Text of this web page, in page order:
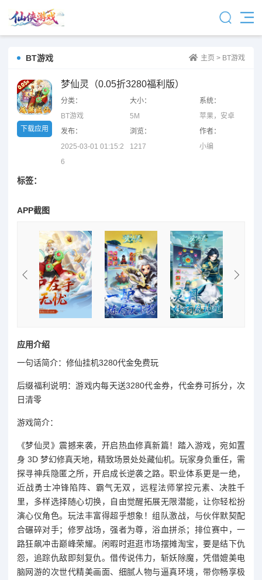
BT游戏 主页 > BT游戏
下载应用
梦仙灵（0.05折3280福利版）
分类：
BT游戏
大小：
5M
系统：
苹果，安卓
发布：
2025-03-01 01:15:2
6
浏览：
1217
作者：
小编
标签：
APP截图
应用介绍
一句话简介：修仙挂机3280代金免费玩
后缀福利说明：游戏内每天送3280代金券，代金券可拆分，次
日清零
游戏简介：
《梦仙灵》震撼来袭，开启热血修真新篇！踏入游戏，宛如置
身 3D 梦幻修真天地，精致场景处处藏仙机。玩家身负重任，需
探寻神兵隐匿之所，开启成长逆袭之路。职业体系更是一绝，
近战勇士冲锋陷阵、霸气无双，远程法师掌控元素、决胜千
里，多样选择随心切换，自由觉醒拓展无限潜能，让你轻松扮
演心仪角色。玩法丰富得超乎想象！组队激战，与伙伴默契配
合碾碎对手；修罗战场，强者为尊，浴血拼杀；排位赛中，一
路狂飙冲击巅峰荣耀。闲暇时逛逛市场摆摊淘宝，要是结下仇
怨，追踪仇敌即刻复仇。借传说伟力，斩妖除魔，凭借媲美电
脑网游的次世代精美画面、细腻人物与逼真环境，带你畅享极